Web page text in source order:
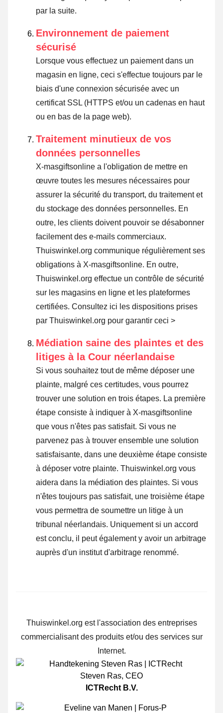
par la suite.
Environnement de paiement
sécurisé
Lorsque vous effectuez un paiement dans un
magasin en ligne, ceci s'effectue toujours par le
biais d'une connexion sécurisée avec un
certificat SSL (HTTPS et/ou un cadenas en haut
ou en bas de la page web).
Traitement minutieux de vos
données personnelles
X-masgiftsonline a l'obligation de mettre en
œuvre toutes les mesures nécessaires pour
assurer la sécurité du transport, du traitement et
du stockage des données personnelles. En
outre, les clients doivent pouvoir se désabonner
facilement des e-mails commerciaux.
Thuiswinkel.org communique régulièrement ses
obligations à X-masgiftsonline. En outre,
Thuiswinkel.org effectue un contrôle de sécurité
sur les magasins en ligne et les plateformes
certifiées. Consultez ici les dispositions prises
par Thuiswinkel.org pour garantir ceci >
Médiation saine des plaintes et des
litiges à la Cour néerlandaise
Si vous souhaitez tout de même déposer une
plainte, malgré ces certitudes, vous pourrez
trouver une solution en trois étapes. La première
étape consiste à indiquer à X-masgiftsonline
que vous n'êtes pas satisfait. Si vous ne
parvenez pas à trouver ensemble une solution
satisfaisante, dans une deuxième étape consiste
à déposer votre plainte. Thuiswinkel.org vous
aidera dans la médiation des plaintes. Si vous
n'êtes toujours pas satisfait, une troisième étape
vous permettra de soumettre un litige à un
tribunal néerlandais. Uniquement si un accord
est conclu, il peut également y avoir un arbitrage
auprès d'un institut d'arbitrage renommé.
Thuiswinkel.org est l'association des entreprises
commercialisant des produits et/ou des services sur
Internet.
Steven Ras, CEO
ICTRecht B.V.